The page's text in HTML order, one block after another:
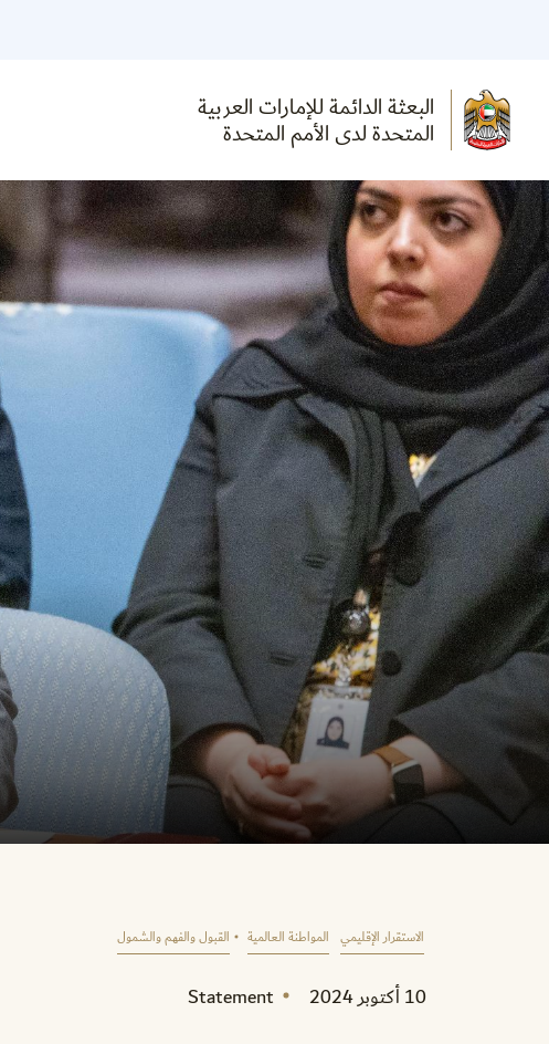
البعثة الدائمة للإمارات العربية
المتحدة لدى الأمم المتحدة
الاستقرار الإقليمي المواطنة العالمية القبول والفهم والشمول
10 أكتوبر 2024 Statement